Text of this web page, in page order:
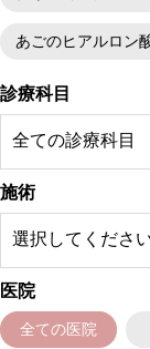
あごのヒアルロン
診療科目
施術
医院
全ての医院